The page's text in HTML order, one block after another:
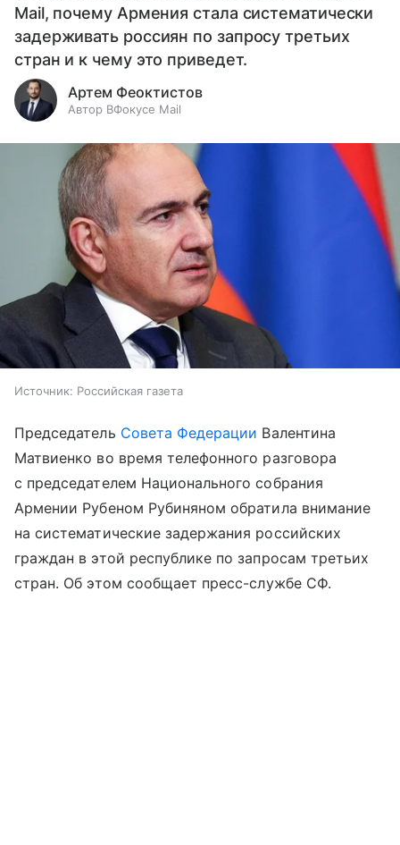
Mail, почему Армения стала систематически
задерживать россиян по запросу третьих
стран и к чему это приведет.
Артем Феоктистов
Автор ВФокусе Mail
Источник: Российская газета
Председатель Совета Федерации Валентина
Матвиенко во время телефонного разговора
с председателем Национального собрания
Армении Рубеном Рубиняном обратила внимание
на систематические задержания российских
граждан в этой республике по запросам третьих
стран. Об этом сообщает пресс-службе СФ.